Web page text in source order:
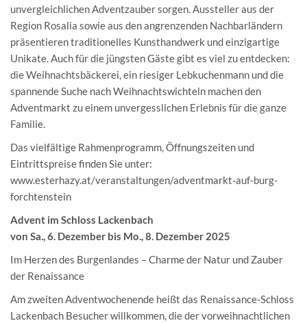
unvergleichlichen Adventzauber sorgen. Aussteller aus der
Region Rosalia sowie aus den angrenzenden Nachbarländern
präsentieren traditionelles Kunsthandwerk und einzigartige
Unikate. Auch für die jüngsten Gäste gibt es viel zu entdecken:
die Weihnachtsbäckerei, ein riesiger Lebkuchenmann und die
spannende Suche nach Weihnachtswichteln machen den
Adventmarkt zu einem unvergesslichen Erlebnis für die ganze
Familie.
Das vielfältige Rahmenprogramm, Öffnungszeiten und
Eintrittspreise finden Sie unter:
www.esterhazy.at/veranstaltungen/adventmarkt-auf-burg-
forchtenstein
Advent im Schloss Lackenbach
von Sa., 6. Dezember bis Mo., 8. Dezember 2025
Im Herzen des Burgenlandes – Charme der Natur und Zauber
der Renaissance
Am zweiten Adventwochenende heißt das Renaissance-Schloss
Lackenbach Besucher willkommen, die der vorweihnachtlichen